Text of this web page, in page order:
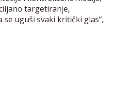
targetiranje,
uguši svaki kritički glas“,